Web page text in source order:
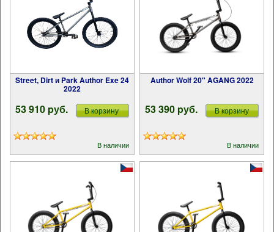
Street, Dirt и Park Author Exe 24
2022
53 910 pуб. В корзину
В наличии
Author Wolf 20" AGANG 2022
53 390 pуб. В корзину
В наличии